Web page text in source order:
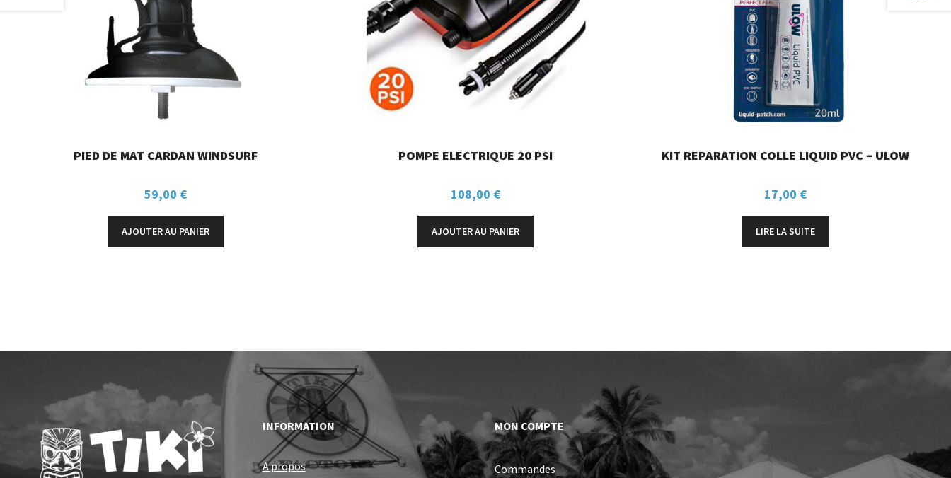
PIED DE MAT CARDAN WINDSURF
59,00 €
AJOUTER AU PANIER
POMPE ELECTRIQUE 20 PSI
108,00 €
AJOUTER AU PANIER
KIT REPARATION COLLE LIQUID PVC – ULOW
17,00 €
LIRE LA SUITE
INFORMATION
A propos
MON COMPTE
Commandes